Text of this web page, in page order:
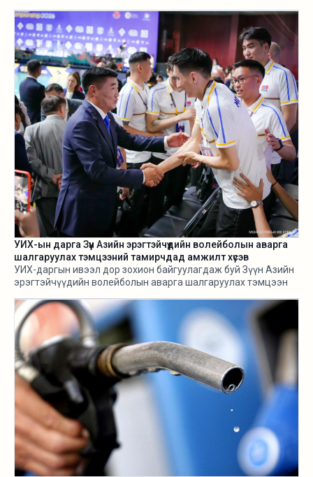
бүхнийг бодитой тооцож, болзошгүй эрсдэл, хүндрэлийг
урьдчилж харж, хариу арга хэмжээ авах ухаан Н.Учралын
Засгийн газарт ч алга.
УИХ-ын дарга Зүүн Азийн эрэгтэйчүүдийн волейболын аварга
шалгаруулах тэмцээний тамирчдад амжилт хүсэв
УИХ-даргын ивээл дор зохион байгуулагдаж буй Зүүн Азийн
эрэгтэйчүүдийн волейболын аварга шалгаруулах тэмцээн